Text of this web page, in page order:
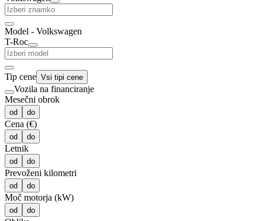
Model - Volkswagen
T-Roc
Tip cene Vsi tipi cene
Vozila na financiranje
Mesečni obrok
od do
Cena (€)
od do
Letnik
od do
Prevoženi kilometri
od do
Moč motorja (kW)
od do